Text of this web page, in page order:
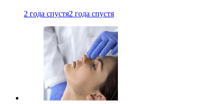
2 года спустя2 года спустя